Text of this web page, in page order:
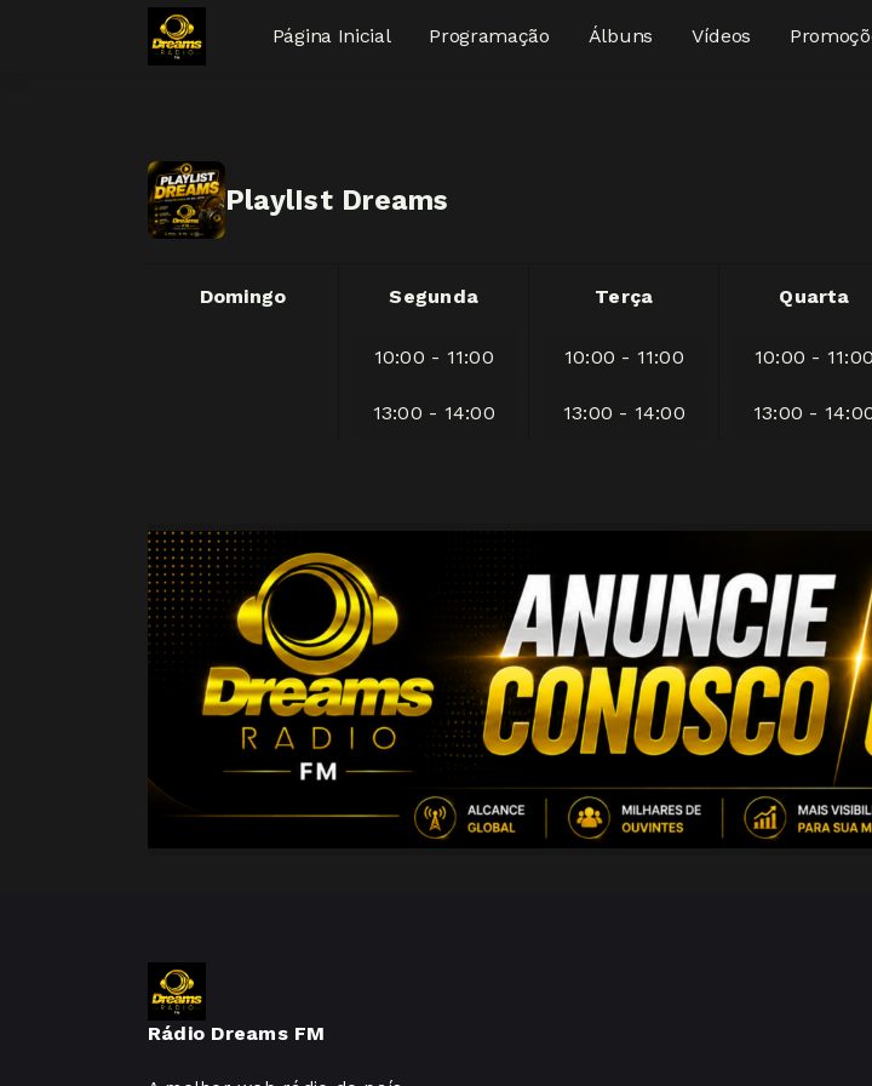
Página Inicial Programação Álbuns Vídeos
PlaylIst Dreams
Domingo Segunda
10:00 - 11:00
13:00 - 14:00
Terça
10:00 - 11:00
13:00 - 14:00
Quarta
10:00 - 11:00
13:00 -
Rádio Dreams FM